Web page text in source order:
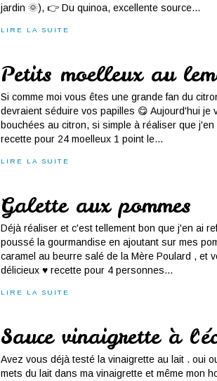
jardin 🌞), 👉 Du quinoa, excellente source...
LIRE LA SUITE
Petits moelleux au
Si comme moi vous êtes une grande fan du
devraient séduire vos papilles 😋 Aujourd'hui je
bouchées au citron, si simple à réaliser que
recette pour 24 moelleux 1 point le...
LIRE LA SUITE
Galette aux pommes
Déjà réaliser et c'est tellement bon que j'en ai
poussé la gourmandise en ajoutant sur mes
caramel au beurre salé de la Mère Poulard , et
délicieux ♥ recette pour 4 personnes...
LIRE LA SUITE
Sauce vinaigrette à
Avez vous déjà testé la vinaigrette au lait . oui
mets du lait dans ma vinaigrette et même mon